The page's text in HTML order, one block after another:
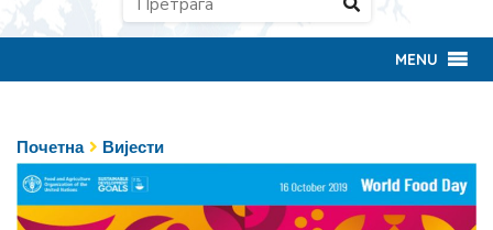
MENU
Почетна Вијести